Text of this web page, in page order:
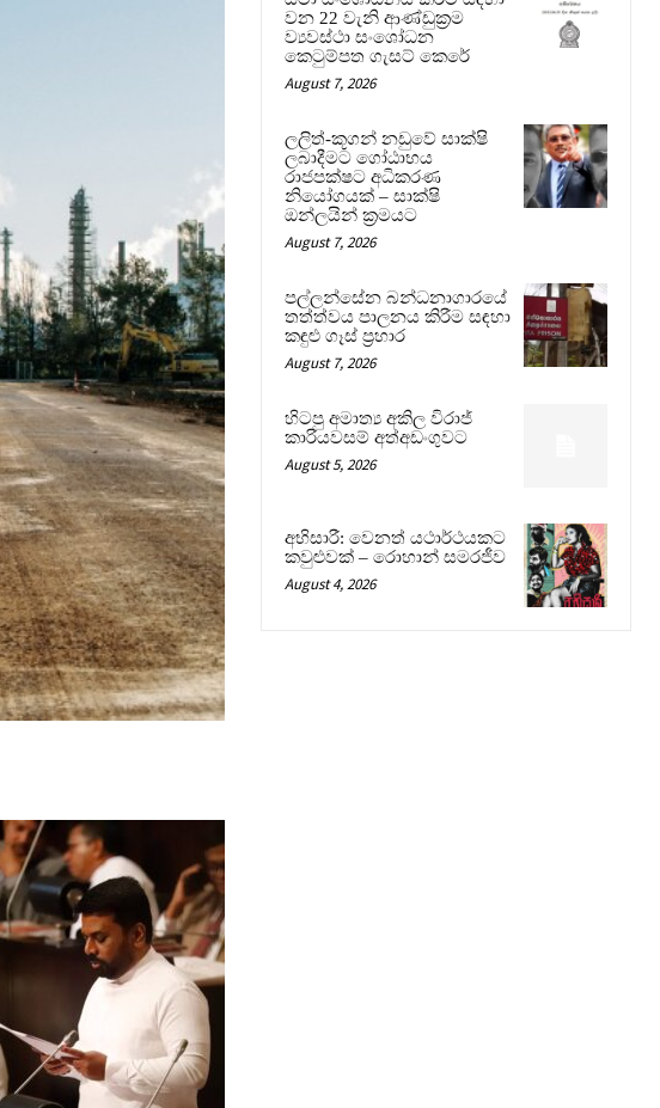
වන 22 වැනි ආණ්ඩුක්‍රම
ව්‍යවස්ථා සංශෝධන
කෙටුම්පත ගැසට් කෙරේ
August 7, 2026
ලලිත්-කූගන් නඩුවේ සාක්ෂි
ලබාදීමට ගෝඨාභය
රාජපක්ෂට අධිකරණ
නියෝගයක් – සාක්ෂි
ඔන්ලයින් ක්‍රමයට
August 7, 2026
පල්ලන්සේන බන්ධනාගාරයේ
තත්ත්වය පාලනය කිරීම සඳහා
කඳුළු ගෑස් ප්‍රහාර
August 7, 2026
හිටපු අමාත්‍ය අකිල විරාජ්
කාරියවසම් අත්අඩංගුවට
August 5, 2026
අභිසාරී: වෙනත් යථාර්ථයකට
කවුළුවක් – රොහාන් සමරජීව
August 4, 2026